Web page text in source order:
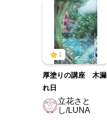
1
厚塗りの講座 木漏
れ日
立花さと
し/LUNA